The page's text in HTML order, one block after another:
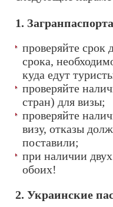
1.
проверяйте срок
срока,
куда едут
проверяйте
стран) для визы;
проверяйте
визу, отказы
поставили;
при наличии
обоих!
2. Украинские